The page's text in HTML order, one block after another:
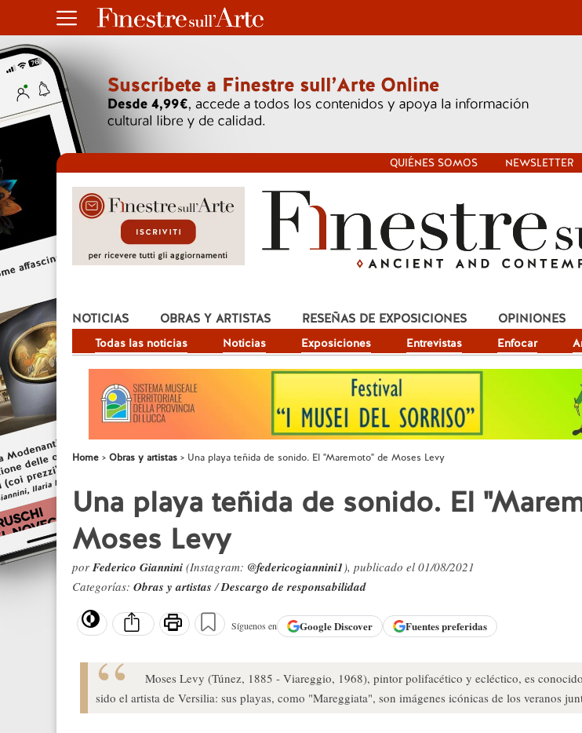
QUIÉNES SOMOS NEWSLETTER
NOTICIAS
Todas las noticias Noticias Exposiciones Entrevistas Enfocar
OBRAS Y ARTISTAS RESEÑAS DE EXPOSICIONES OPINIONES
Home Obras y artistas Una playa teñida de sonido. El "Maremoto" de Moses Levy
Una playa teñida de sonido. El
Moses Levy
por Federico Giannini (Instagram: @federicogiannini1), publicado el 01/08/2021
Categorías: Obras y artistas/Descargo de responsabilidad
Síguenos en GoogleDiscover Fuentes preferidas
Moses Levy (Túnez, 1885 - Viareggio, 1968), pintor polifacético y ecléctico, es
sido el artista de Versilia: sus playas, como "Mareggiata", son imágenes icónicas de los veranos